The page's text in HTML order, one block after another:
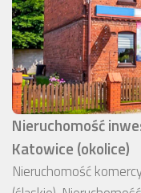
Nieruchomość
Katowice (okolice)
Nieruchomość